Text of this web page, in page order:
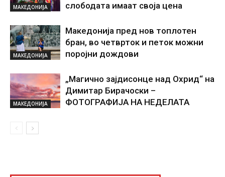
МАКЕДОНИЈА
слободата имаат своја цена
МАКЕДОНИЈА
Македонија пред нов топлотен
бран, во четврток и петок можни
поројни дождови
МАКЕДОНИЈА
„Магично зајдисонце над Охрид“ на
Димитар Бирачоски –
ФОТОГРАФИЈА НА НЕДЕЛАТА